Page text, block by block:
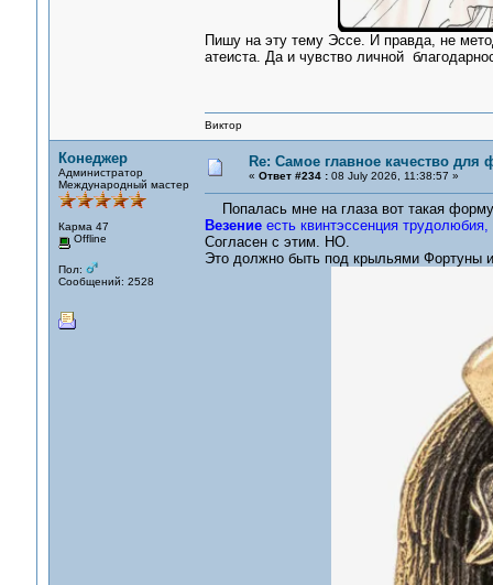
Пишу на эту тему Эссе. И правда, не
атеиста. Да и чувство личной
Виктор
Конеджер
Администратор
Международный мастер
Карма 47
Offline
Пол:
Сообщений: 2528
Re: Самое главное качество для
« Ответ #234 :08 July 2026, 11:38:57 »
Попалась мне на глаза вот такая
Везениеесть квинтэссенция
Согласен с этим. НО.
Это должно быть под крыльями Фортуны